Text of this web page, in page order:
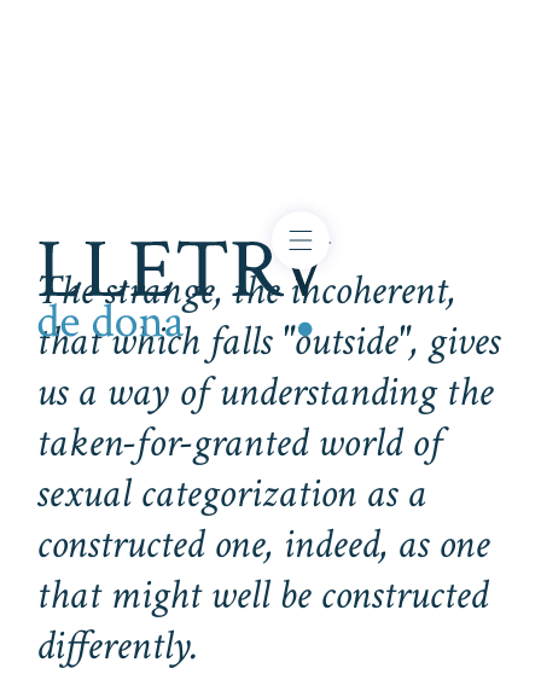
The strange, the incoherent,
that which falls "outside", gives
us a way of understanding the
taken-for-granted world of
sexual categorization as a
constructed one, indeed, as one
that might well be constructed
differently.